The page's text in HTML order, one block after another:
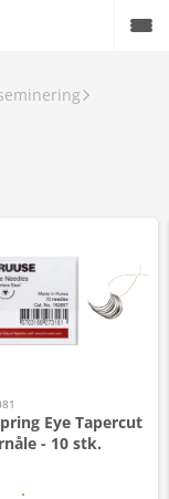
Eye Tapercut
- 10 stk.